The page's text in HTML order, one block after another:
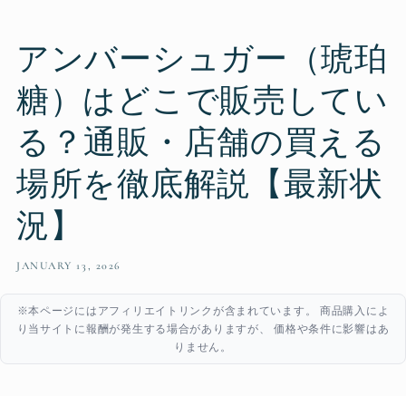
アンバーシュガー（琥珀
糖）はどこで販売してい
る？通販・店舗の買える
場所を徹底解説【最新状
況】
JANUARY 13, 2026
※本ページにはアフィリエイトリンクが含まれています。 商品購入によ
り当サイトに報酬が発生する場合がありますが、 価格や条件に影響はあ
りません。